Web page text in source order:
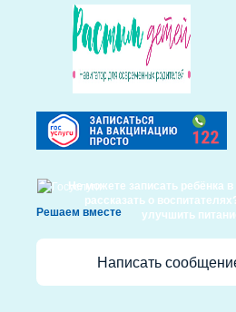
Решаем вместе
Не можете записать ребёнка
рассказать о
улучшить
Написать